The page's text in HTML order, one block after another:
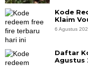
Kode
Klaim
6 Agustus
Daftar
Agustus